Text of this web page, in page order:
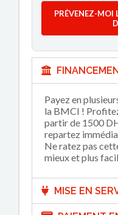
PRÉVENEZ-MOI
Payez en
la BMCI !
partir de 1500
repartez
Ne ratez pas
mieux et plus
MISE EN